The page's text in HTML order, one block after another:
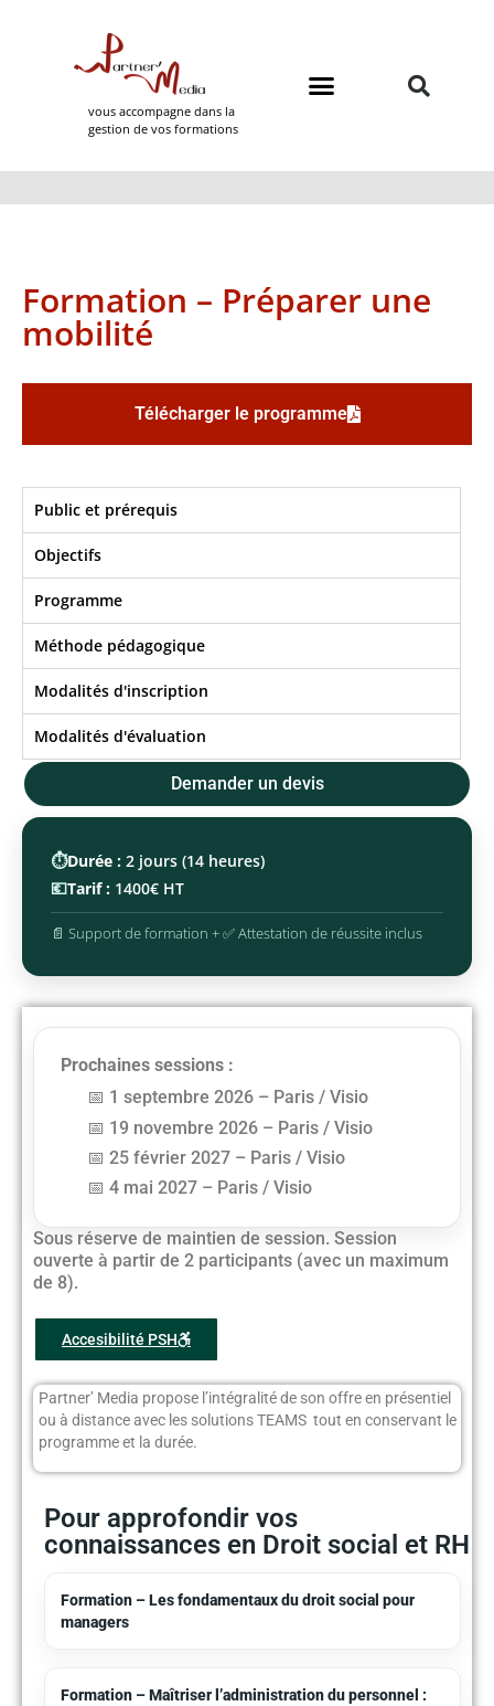
vous accompagne dans la
gestion de vos formations
Formation – Préparer une
mobilité
Télécharger le programme
Public et prérequis
Objectifs​
Programme
Méthode pédagogique
Modalités d'inscription
Modalités d'évaluation
Demander un devis
⏱️Durée : 2 jours (14 heures)
💶Tarif : 1400€ HT
📄 Support de formation + ✅ Attestation de réussite inclus
Pour approfondir vos
connaissances en Droit social et RH
Formation – Les fondamentaux du droit social pour
managers
Formation – Maîtriser l’administration du personnel :
Prochaines sessions :
1 septembre 2026 – Paris / Visio
19 novembre 2026 – Paris / Visio
25 février 2027 – Paris / Visio
4 mai 2027 – Paris / Visio
Sous réserve de maintien de session. Session
ouverte à partir de 2 participants (avec un maximum
de 8).
Accesibilité PSH
Partner’ Media propose l’intégralité de son offre en présentiel
ou à distance avec les solutions TEAMS tout en conservant le
programme et la durée.